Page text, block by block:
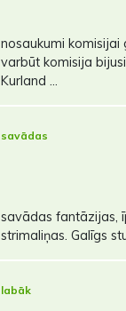
nosaukumi komisijai
varbūt komisija
Kurland ...
savādas
savādas fantāzijas,
strimaliņas. Galīgs
labāk